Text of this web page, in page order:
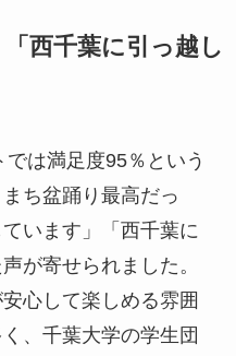
西千葉に引っ越し
は満足度95％という
ち盆踊り最高だっ
います」「西千葉に
が寄せられました。
心して楽しめる雰囲
、千葉大学の学生団